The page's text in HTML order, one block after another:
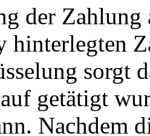
der Zahlung
hinterlegten
sorgt
getätigt
Nachdem